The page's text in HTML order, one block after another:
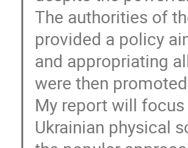
The authorities of
provided a policy
and appropriating
were then
My report will
Ukrainian physical